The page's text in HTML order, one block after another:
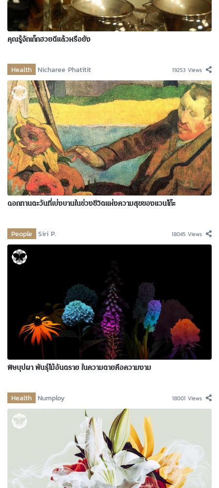
คุณรู้จักเก๊กฮวยดีแล้วหรือยัง
Health Nicharee Phatitit 19253 Views
ดอกทานตะวันที่เบ่งบานในช่วงชีวิตแห่งความสุขของแวนโก๊ะ
People Siri P. 18045 Views
พิษบุปผา พันธุ์ไม้อันตราย ในความตายคือความงาม
Health Numploy 18001 Views